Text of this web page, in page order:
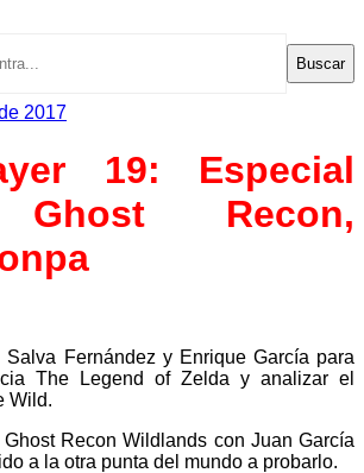
Buscar
2017
19: Especial
Ghost Recon,
Fernández y Enrique García para
The Legend of Zelda y analizar el
Wild.
Recon Wildlands con Juan García
a la otra punta del mundo a probarlo.